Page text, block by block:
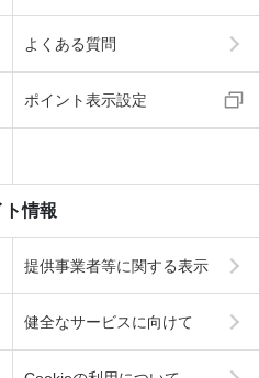
よくある質問
ポイント表示設定
ト情報
提供事業者等に関する表示
健全なサービスに向けて